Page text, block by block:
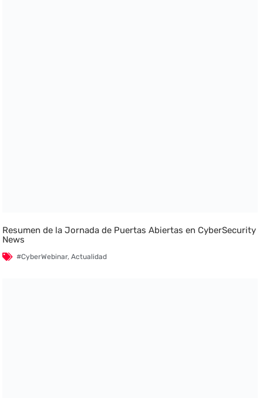
Resumen de la Jornada de Puertas Abiertas en CyberSecurity
News
#CyberWebinar,Actualidad